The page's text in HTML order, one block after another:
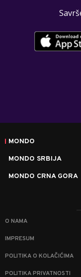
MONDO
MONDO SRBIJA
MONDO CRNA GORA
O NAMA
IMPRESUM
POLITIKA O KOLAČIĆIMA
POLITIKA PRIVATNOSTI